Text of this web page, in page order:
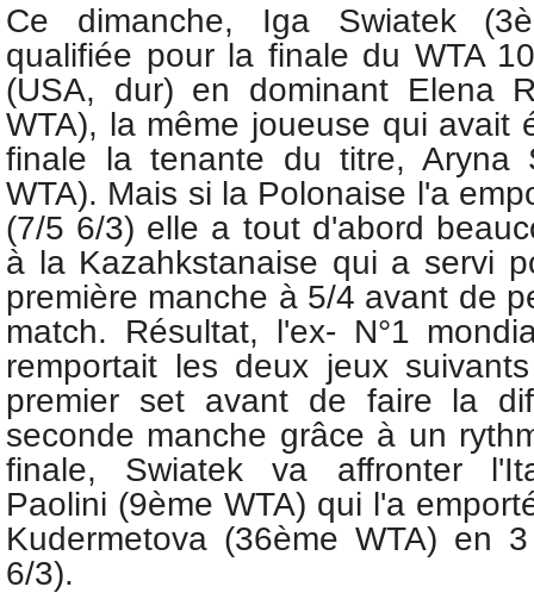
Ce dimanche, Iga Swiatek
qualifiée pour la finale du WTA
(USA, dur) en dominant Elena
WTA), la même joueuse qui avait
finale la tenante du titre, Aryna
WTA). Mais si la Polonaise l'a
(7/5 6/3) elle a tout d'abord
à la Kazahkstanaise qui a servi
première manche à 5/4 avant de
match. Résultat, l'ex- N°1
remportait les deux jeux
premier set avant de faire la
seconde manche grâce à un
finale, Swiatek va affronter
Paolini (9ème WTA) qui l'a
Kudermetova (36ème WTA) en
6/3).